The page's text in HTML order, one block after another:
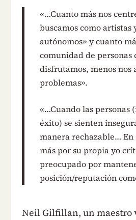
«…Cuanto más nos
buscamos como artistas
autónomos» y cuanto
comunidad de personas
disfrutamos, menos nos
problemas».
«…Cuando las personas
éxito) se sienten
manera rechazable… En
más por su propia yo
preocupado por
posición/reputación
Neil Gilfillan, un maestro